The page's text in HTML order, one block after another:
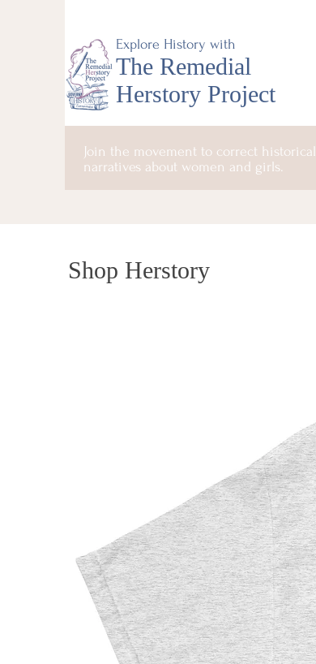
Explore History with
The Remedial
Herstory Project
Join the movement to correct historical
narratives about women and girls.
Shop Herstory